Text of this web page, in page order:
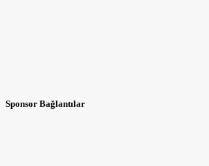
Sponsor Bağlantılar